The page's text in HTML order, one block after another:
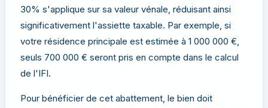
30% s'applique sur sa valeur vénale, réduisant ainsi
significativement l'assiette taxable. Par exemple, si
votre résidence principale est estimée à 1 000 000 €,
seuls 700 000 € seront pris en compte dans le calcul
de l'IFI.
Pour bénéficier de cet abattement, le bien doit